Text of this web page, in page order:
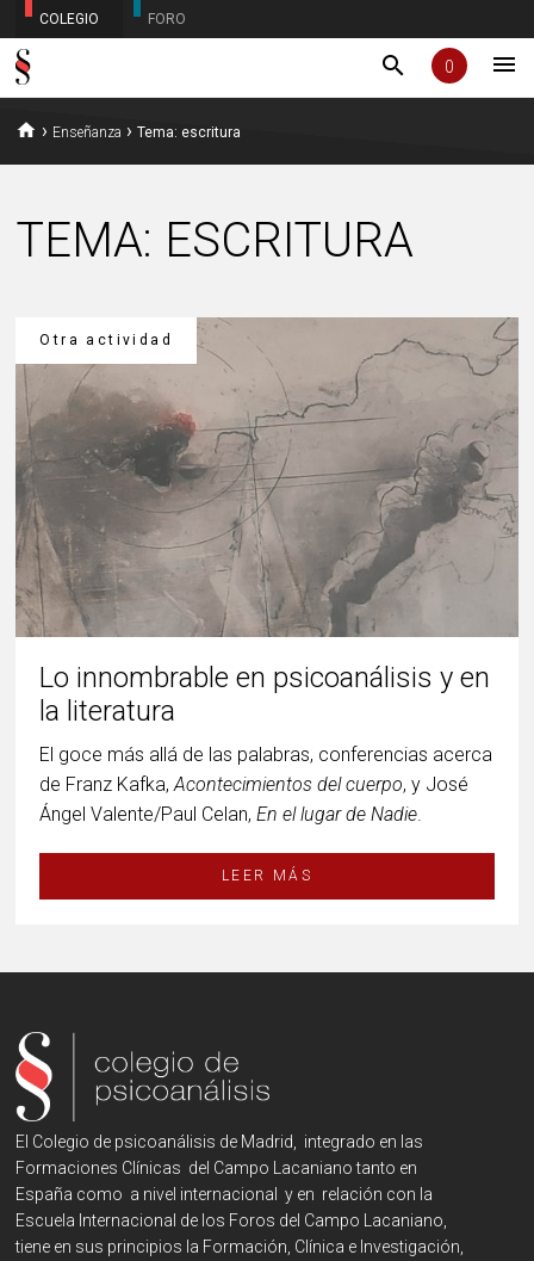
COLEGIO FORO
search 0 menu
home › Enseñanza ›Tema: escritura
TEMA: ESCRITURA
Otra actividad
Lo innombrable en psicoanálisis y en
la literatura
El goce más allá de las palabras, conferencias acerca
de Franz Kafka,Acontecimientos del cuerpo, y José
Ángel Valente/Paul Celan,En el lugar de Nadie.
LEER MÁS
El Colegio de psicoanálisis de Madrid, integrado en las
Formaciones Clínicas del Campo Lacaniano tanto en
España como a nivel internacional y en relación con la
Escuela Internacional de los Foros del Campo Lacaniano,
tiene en sus principios la Formación, Clínica e Investigación,